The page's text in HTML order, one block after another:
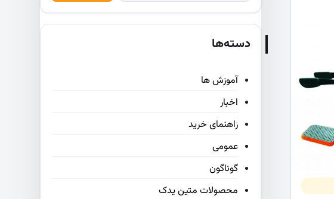
دسته‌ها
آموزش ها
اخبار
راهنمای خرید
عمومی
گوناگون
محصولات متین یدک